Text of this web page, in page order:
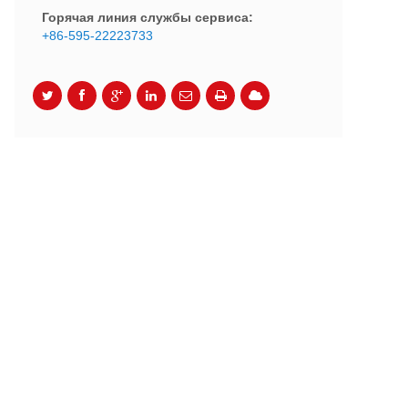
Горячая линия службы сервиса:
+86-595-22223733